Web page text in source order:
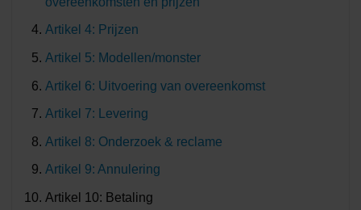
Artikel 4: Prijzen
Artikel 5: Modellen/monster
Artikel 6: Uitvoering van overeenkomst
Artikel 7: Levering
Artikel 8: Onderzoek & reclame
Artikel 9: Annulering
Artikel 10: Betaling